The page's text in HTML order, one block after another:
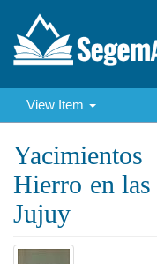
View Item
Hierro en
Jujuy